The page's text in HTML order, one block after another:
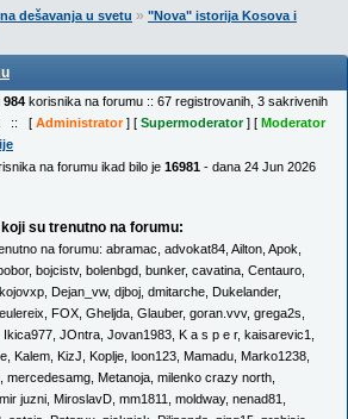
dešavanja u svetu » "Nova" istorija Kosova i
984 korisnika na forumu :: 67 registrovanih, 3 sakrivenih
:: [ Administrator] [ Supermoderator] [ Moderator
na forumu ikad bilo je 16981 - dana 24 Jun 2026
su trenutno na forumu:
na forumu: abramac advokat84 Ailton Apok
, bojcistv, bolenbgd bunker, cavatina Centauro
Dejan_vw, djboj dmitarche Dukelander,
eulereix FOX Gheljda Glauber, goran.vvv, grega2s
Ikica977 JOntra Jovan1983 K a s p e r, kaisarevic1
Kalem KizJ Koplje loon123 Mamadu Marko1238
mercedesamg Metanoja milenko crazy north
mir juzni MiroslavD mm1811 moldway, nenad81